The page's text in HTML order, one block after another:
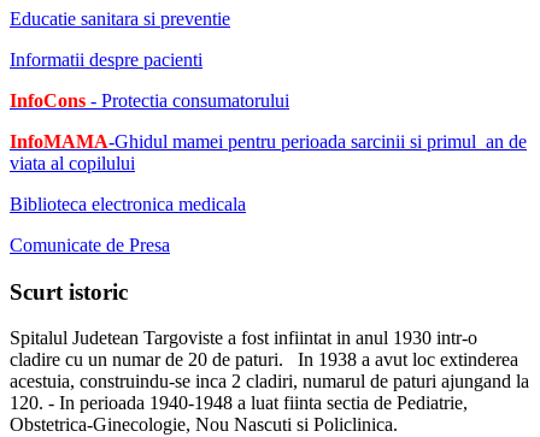
Educatie sanitara si preventie
Informatii despre pacienti
InfoCons - Protectia consumatorului
InfoMAMA-Ghidul mamei pentru perioada sarcinii si primul an de
viata al copilului
Biblioteca electronica medicala
Comunicate de Presa
Scurt istoric
Spitalul Judetean Targoviste a fost infiintat in anul 1930 intr-o
cladire cu un numar de 20 de paturi. In 1938 a avut loc extinderea
acestuia, construindu-se inca 2 cladiri, numarul de paturi ajungand la
120. - In perioada 1940-1948 a luat fiinta sectia de Pediatrie,
Obstetrica-Ginecologie, Nou Nascuti si Policlinica.